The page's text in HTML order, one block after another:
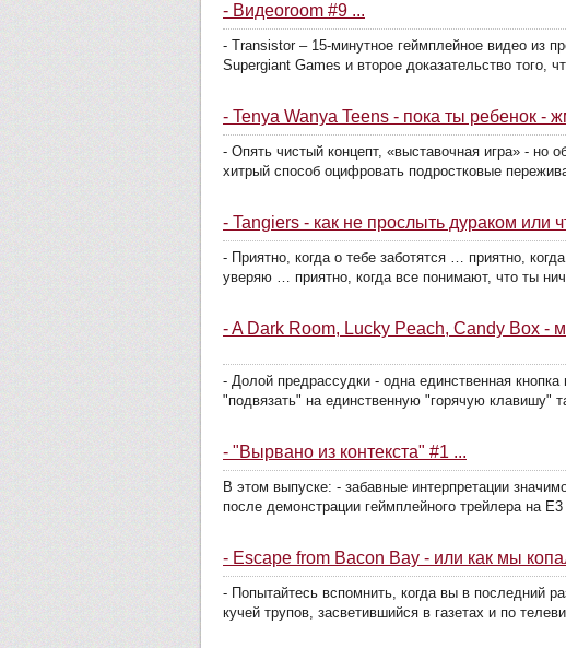
- Видеоroom #9 ...
- Transistor – 15-минутное геймплейное видео из
Supergiant Games и второе доказательство того,
- Tenya Wanya Teens - пока ты ребенок -
- Опять чистый концепт, «выставочная игра» - но
хитрый способ оцифровать подростковые
- Tangiers - как не прослыть дураком или
- Приятно, когда о тебе заботятся … приятно,
уверяю … приятно, когда все понимают, что ты
- A Dark Room, Lucky Peach, Candy Box -
- Долой предрассудки - одна единственная
"подвязать" на единственную "горячую клавишу"
- "Вырвано из контекста" #1 ...
В этом выпуске: - забавные интерпретации
после демонстрации геймплейного трейлера на
- Escape from Bacon Bay - или как мы
- Попытайтесь вспомнить, когда вы в последний
кучей трупов, засветившийся в газетах и по